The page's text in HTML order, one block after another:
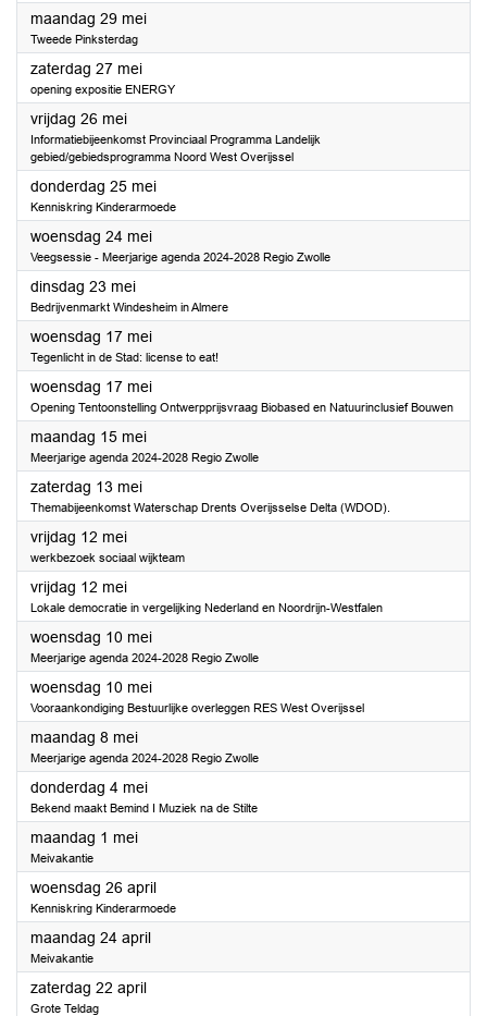
maandag 29 mei2023
Tweede Pinksterdag
zaterdag 27 mei2023
opening expositie ENERGY
vrijdag 26 mei2023
Informatiebijeenkomst Provinciaal Programma Landelijk
gebied/gebiedsprogramma Noord West Overijssel
donderdag 25 mei2023
Kenniskring Kinderarmoede
woensdag 24 mei2023
Veegsessie - Meerjarige agenda 2024-2028 Regio Zwolle
dinsdag 23 mei2023
Bedrijvenmarkt Windesheim in Almere
woensdag 17 mei2023
Tegenlicht in de Stad: license to eat!
woensdag 17 mei2023
Opening Tentoonstelling Ontwerpprijsvraag Biobased en Natuurinclusief Bouwen
maandag 15 mei2023
Meerjarige agenda 2024-2028 Regio Zwolle
zaterdag 13 mei2023
Themabijeenkomst Waterschap Drents Overijsselse Delta (WDOD).
vrijdag 12 mei2023
werkbezoek sociaal wijkteam
vrijdag 12 mei2023
Lokale democratie in vergelijking Nederland en Noordrijn-Westfalen
woensdag 10 mei2023
Meerjarige agenda 2024-2028 Regio Zwolle
woensdag 10 mei2023
Vooraankondiging Bestuurlijke overleggen RES West Overijssel
maandag 8 mei2023
Meerjarige agenda 2024-2028 Regio Zwolle
donderdag 4 mei2023
Bekend maakt Bemind I Muziek na de Stilte
maandag 1 mei2023
Meivakantie
woensdag 26 april2023
Kenniskring Kinderarmoede
maandag 24 april2023
Meivakantie
zaterdag 22 april2023
Grote Teldag